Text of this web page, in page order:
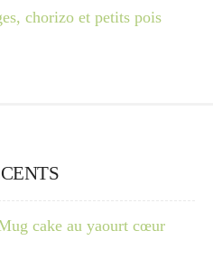
chorizo et petits pois
cake au yaourt cœur